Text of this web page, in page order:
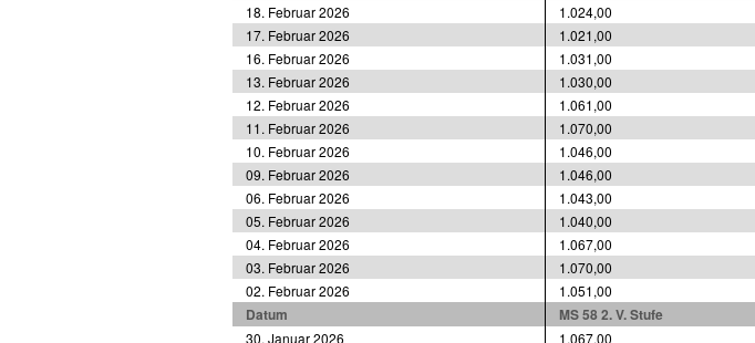
18. Februar 2026
1.024,00
17. Februar 2026
1.021,00
16. Februar 2026
1.031,00
13. Februar 2026
1.030,00
12. Februar 2026
1.061,00
11. Februar 2026
1.070,00
10. Februar 2026
1.046,00
09. Februar 2026
1.046,00
06. Februar 2026
1.043,00
05. Februar 2026
1.040,00
04. Februar 2026
1.067,00
03. Februar 2026
1.070,00
02. Februar 2026
1.051,00
Datum MS 58 2. V. Stufe
30. Januar 2026 1.067,00